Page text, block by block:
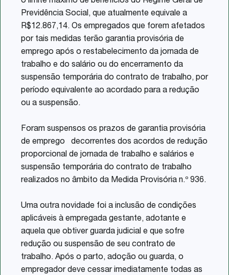
Previdência Social, que atualmente equivale a
R$12.867,14. Os empregados que forem afetados
por tais medidas terão garantia provisória de
emprego após o restabelecimento da jornada de
trabalho e do salário ou do encerramento da
suspensão temporária do contrato de trabalho, por
período equivalente ao acordado para a redução
ou a suspensão.
Foram suspensos os prazos de garantia provisória
de emprego decorrentes dos acordos de redução
proporcional de jornada de trabalho e salários e
suspensão temporária do contrato de trabalho
realizados no âmbito da Medida Provisória n.º 936.
Uma outra novidade foi a inclusão de condições
aplicáveis à empregada gestante, adotante e
aquela que obtiver guarda judicial e que sofre
redução ou suspensão de seu contrato de
trabalho. Após o parto, adoção ou guarda, o
empregador deve cessar imediatamente todas as